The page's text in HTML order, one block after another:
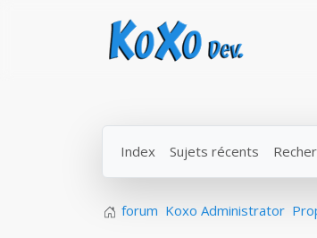
Index Sujets récents
forum Koxo Administrator